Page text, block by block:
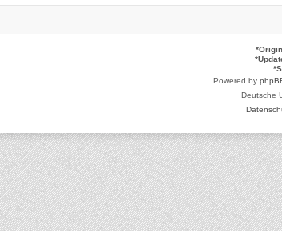
*
*
*
Powered by
Deutsche